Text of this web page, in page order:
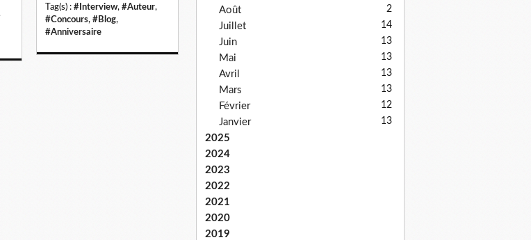
Tag(s) : #Interview, #Auteur,
#Concours, #Blog,
#Anniversaire
Août
2
Juillet 14
Juin 13
Mai 13
Avril 13
Mars 13
Février 12
Janvier 13
2025
2024
2023
2022
2021
2020
2019